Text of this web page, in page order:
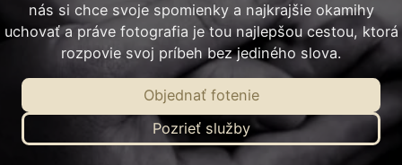
nás si chce svoje spomienky a najkrajšie okamihy
uchovať a práve fotografia je tou najlepšou cestou, ktorá
rozpovie svoj príbeh bez jediného slova.
Objednať fotenie
Pozrieť služby